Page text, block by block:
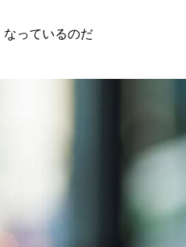
っているのだ